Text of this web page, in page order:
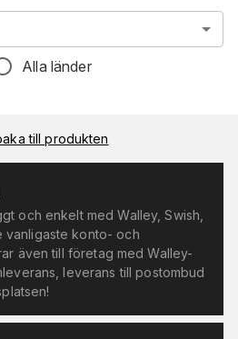
Alla länder
till produkten
och enkelt med Walley, Swish,
konto- och
även till företag med Walley-
leverans till postombud